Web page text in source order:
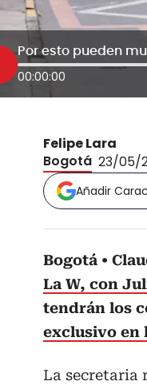
00:00:00
Felipe Lara
Bogotá 23/05/
Añadir
Bogotá
La W, con
tendrán los
exclusivo en
La secretaria